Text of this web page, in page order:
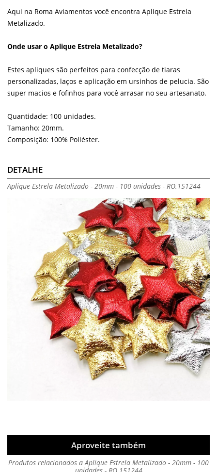
Aqui na Roma Aviamentos você encontra Aplique Estrela
Metalizado.
Onde usar o Aplique Estrela Metalizado?
Estes apliques são perfeitos para confecção de tiaras
personalizadas, laços e aplicação em ursinhos de pelucia. São
super macios e fofinhos para você arrasar no seu artesanato.
Quantidade: 100 unidades.
Tamanho: 20mm.
Composição: 100% Poliéster.
DETALHE
Aplique Estrela Metalizado - 20mm - 100 unidades - RO.151244
Aproveite também
Produtos relacionados a Aplique Estrela Metalizado - 20mm - 100